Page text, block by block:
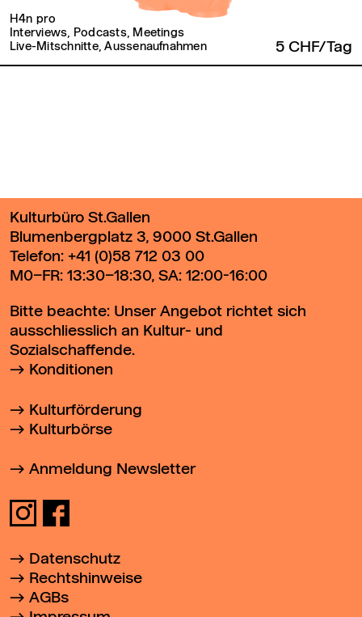
H4n pro
Interviews, Podcasts, Meetings
Live-Mitschnitte, Aussenaufnahmen
5 CHF/Tag
Kulturbüro St.Gallen
Blumenbergplatz 3, 9000 St.Gallen
Telefon: +41 (0)58 712 03 00
M0–FR: 13:30–18:30, SA: 12:00-16:00
Bitte beachte: Unser Angebot richtet sich
ausschliesslich an Kultur- und
Sozialschaffende.
Konditionen
Kulturförderung
Kulturbörse
Anmeldung Newsletter
Datenschutz
Rechtshinweise
AGBs